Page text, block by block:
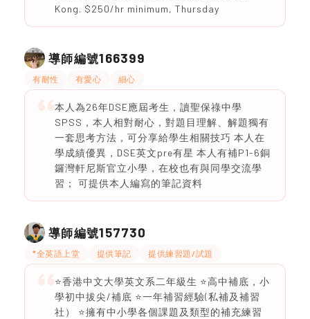
Kong. $250/hr minimum, Thursday
導師編號166399
有耐性 有愛心 細心
本人為26年DSE應屆考生，讀聖保祿中學
SPSS，本人相對耐心，對題目理解、解題獨有
一套思考方法，可分享給學生相關技巧 本人在
學成績優異，DSE英文pre有星 本人有補P1-6銅
鑼灣軒尼斯官立小學，在校也有與同學交流學
習； 可提供本人編寫的筆記資料
導師編號157730
*全英語上堂 提供筆記 提供練習題/試題
⭐️香港中文大學英文系二年級生 ⭐️高中補底，小
學初中拔尖/補底 ⭐️一年補習經驗(私補及補習
社） ⭐️擁有中小學各個課題及類型的補充練習